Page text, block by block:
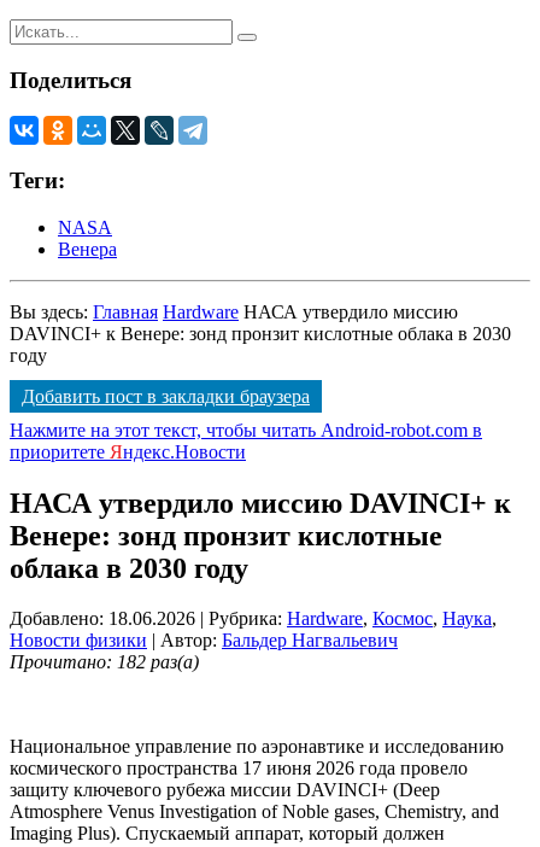
Поделиться
Теги:
NASA
Венера
Вы здесь: Главная Hardware НАСА утвердило миссию
DAVINCI+ к Венере: зонд пронзит кислотные облака в 2030
году
Добавить пост в закладки браузера
Нажмите на этот текст, чтобы читать Android-robot.com в
приоритете Яндекс.Новости
НАСА утвердило миссию DAVINCI+ к
Венере: зонд пронзит кислотные
облака в 2030 году
Добавлено: 18.06.2026 | Рубрика: Hardware, Космос, Наука,
Новости физики | Автор: Бальдер Нагвальевич
Прочитано: 182 раз(а)
Национальное управление по аэронавтике и исследованию
космического пространства 17 июня 2026 года провело
защиту ключевого рубежа миссии DAVINCI+ (Deep
Atmosphere Venus Investigation of Noble gases, Chemistry, and
Imaging Plus). Спускаемый аппарат, который должен